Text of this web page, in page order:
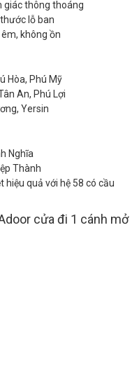
giác thông thoáng
lỗ ban
êm, không ồn
Hòa, Phú Mỹ
An, Phú Lợi
Yersin
Nghĩa
Thành
hiệu quả với hệ 58 có cầu
cửa đi 1 cánh mở